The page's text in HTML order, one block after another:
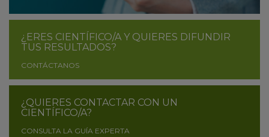
¿ERES CIENTÍFICO/A Y QUIERES DIFUNDIR
TUS RESULTADOS?
CONTÁCTANOS
¿QUIERES CONTACTAR CON UN
CIENTÍFICO/A?
CONSULTA LA GUÍA EXPERTA